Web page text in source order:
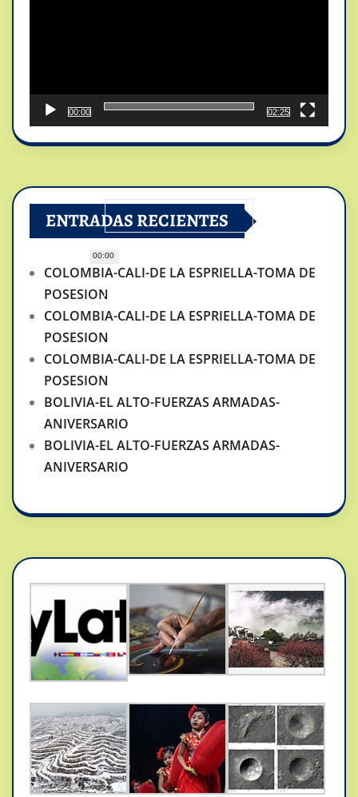
00:00
00:00
02:25
ENTRADAS RECIENTES
COLOMBIA-CALI-DE LA ESPRIELLA-TOMA DE
POSESION
COLOMBIA-CALI-DE LA ESPRIELLA-TOMA DE
POSESION
COLOMBIA-CALI-DE LA ESPRIELLA-TOMA DE
POSESION
BOLIVIA-EL ALTO-FUERZAS ARMADAS-
ANIVERSARIO
BOLIVIA-EL ALTO-FUERZAS ARMADAS-
ANIVERSARIO